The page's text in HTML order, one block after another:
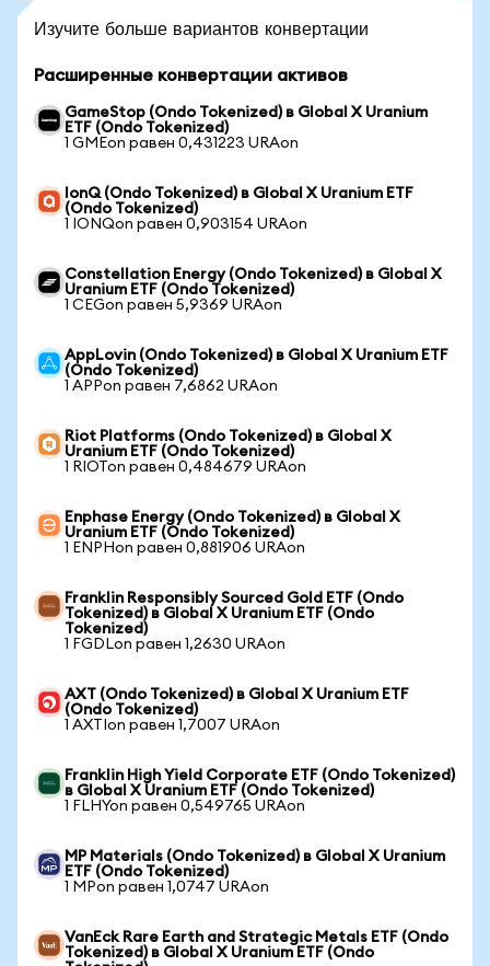
Изучите больше вариантов конвертации
Расширенные конвертации активов
GameStop (Ondo Tokenized) в Global X Uranium
ETF (Ondo Tokenized)
1 GMEon равен 0,431223 URAon
IonQ (Ondo Tokenized) в Global X Uranium ETF
(Ondo Tokenized)
1 IONQon равен 0,903154 URAon
Constellation Energy (Ondo Tokenized) в Global X
Uranium ETF (Ondo Tokenized)
1 CEGon равен 5,9369 URAon
AppLovin (Ondo Tokenized) в Global X Uranium ETF
(Ondo Tokenized)
1 APPon равен 7,6862 URAon
Riot Platforms (Ondo Tokenized) в Global X
Uranium ETF (Ondo Tokenized)
1 RIOTon равен 0,484679 URAon
Enphase Energy (Ondo Tokenized) в Global X
Uranium ETF (Ondo Tokenized)
1 ENPHon равен 0,881906 URAon
Franklin Responsibly Sourced Gold ETF (Ondo
Tokenized) в Global X Uranium ETF (Ondo
Tokenized)
1 FGDLon равен 1,2630 URAon
AXT (Ondo Tokenized) в Global X Uranium ETF
(Ondo Tokenized)
1 AXTIon равен 1,7007 URAon
Franklin High Yield Corporate ETF (Ondo Tokenized)
в Global X Uranium ETF (Ondo Tokenized)
1 FLHYon равен 0,549765 URAon
MP Materials (Ondo Tokenized) в Global X Uranium
ETF (Ondo Tokenized)
1 MPon равен 1,0747 URAon
VanEck Rare Earth and Strategic Metals ETF (Ondo
Tokenized) в Global X Uranium ETF (Ondo